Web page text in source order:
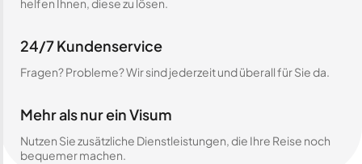
helfen Ihnen, diese zu lösen.
24/7 Kundenservice
Fragen? Probleme? Wir sind jederzeit und überall für Sie da.
Mehr als nur ein Visum
Nutzen Sie zusätzliche Dienstleistungen, die Ihre Reise noch
bequemer machen.